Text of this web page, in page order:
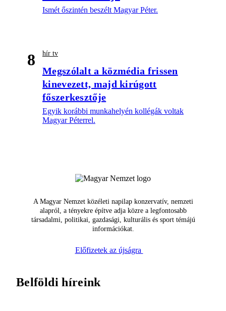
Ismét őszintén beszélt Magyar Péter.
8 hír tv
Megszólalt a közmédia frissen
kinevezett, majd kirúgott
főszerkesztője
Egyik korábbi munkahelyén kollégák voltak
Magyar Péterrel.
A Magyar Nemzet közéleti napilap konzervatív, nemzeti
alapról, a tényekre építve adja közre a legfontosabb
társadalmi, politikai, gazdasági, kulturális és sport témájú
információkat.
Előfizetek az újságra
Belföldi híreink